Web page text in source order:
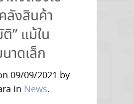
เทคโนโลยี
ตรวจ
สอบ
ด้วย
ความเร็ว
สูง
ลังสินค้า
” แม้ใน
าดเล็ก
09/09/2021 by
in News.